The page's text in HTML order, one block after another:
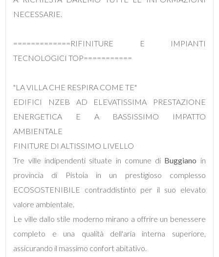
NECESSARIE.
=============RIFINITURE E IMPIANTI
TECNOLOGICI TOP===========
"LA VILLA CHE RESPIRA COME TE"
EDIFICI NZEB AD ELEVATISSIMA PRESTAZIONE
ENERGETICA E A BASSISSIMO IMPATTO
AMBIENTALE
FINITURE DI ALTISSIMO LIVELLO
Tre ville indipendenti situate in comune di Buggiano in
provincia di Pistoia in un prestigioso complesso
ECOSOSTENIBILE contraddistinto per il suo elevato
valore ambientale.
Le ville dallo stile moderno mirano a offrire un benessere
completo e una qualità dell'aria interna superiore,
assicurando il massimo confort abitativo.
minimi
Qualsiasi
1